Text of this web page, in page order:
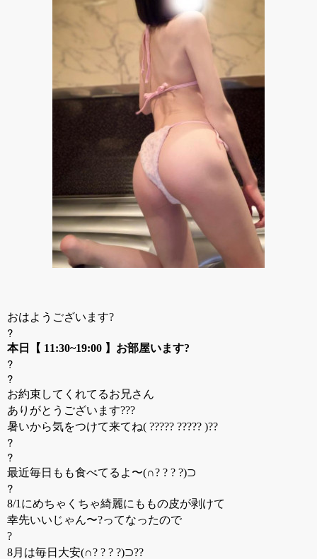
おはようございます?
?
本日【 11:30~19:00 】お部屋います?
?
?
お約束してくれてるお兄さん
ありがとうございます???
暑いから気をつけて来てね( ????? ????? )??
?
?
最近毎日もも食べてるよ〜(∩? ? ? ?)⊃
?
8/1にめちゃくちゃ綺麗にももの皮が剥けて
幸先いいじゃん〜?ってなったので
?
8月は毎日大安(∩? ? ? ?)⊃??